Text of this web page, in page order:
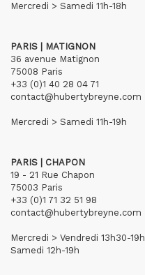
Mercredi > Samedi 11h-18h
PARIS | MATIGNON
36 avenue Matignon
75008 Paris
+33 (0)1 40 28 04 71
contact@hubertybreyne.com
Mercredi > Samedi 11h-19h
PARIS | CHAPON
19 - 21 Rue Chapon
75003 Paris
+33 (0)1 71 32 51 98
contact@hubertybreyne.com
Mercredi > Vendredi 13h30-19h
Samedi 12h-19h